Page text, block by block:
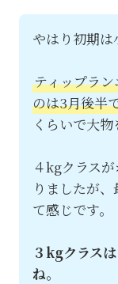
やはり初期は
ティップラ
のは3月後半
くらいで大物
４kgクラス
りましたが
て感じです。
３kgクラス
ね。